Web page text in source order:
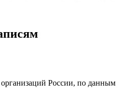
России, по данным